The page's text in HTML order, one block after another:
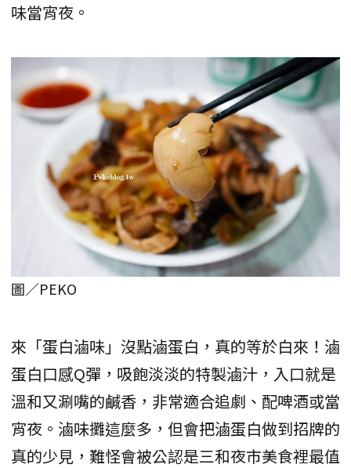
味當宵夜。
圖／PEKO
來「蛋白滷味」沒點滷蛋白，真的等於白來！滷
蛋白口感Q彈，吸飽淡淡的特製滷汁，入口就是
溫和又涮嘴的鹹香，非常適合追劇、配啤酒或當
宵夜。滷味攤這麼多，但會把滷蛋白做到招牌的
真的少見，難怪會被公認是三和夜市美食裡最值